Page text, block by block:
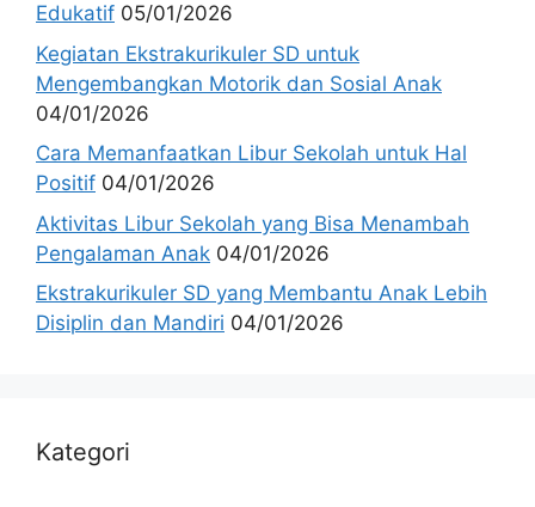
Edukatif 05/01/2026
Kegiatan Ekstrakurikuler SD untuk
Mengembangkan Motorik dan Sosial Anak
04/01/2026
Cara Memanfaatkan Libur Sekolah untuk Hal
Positif 04/01/2026
Aktivitas Libur Sekolah yang Bisa Menambah
Pengalaman Anak 04/01/2026
Ekstrakurikuler SD yang Membantu Anak Lebih
Disiplin dan Mandiri 04/01/2026
Kategori